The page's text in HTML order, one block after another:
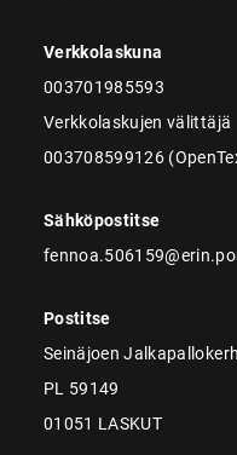
Verkkolaskuna
003701985593
Verkkolaskujen välittäjä
003708599126
Sähköpostitse
Postitse
Seinäjoen
PL 59149
01051 LASKUT